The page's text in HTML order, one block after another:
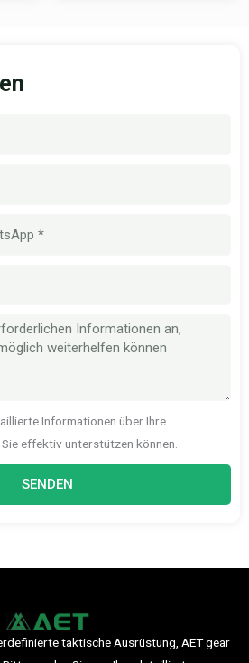
Informationen über Ihre
effektiv unterstützen können.
SENDEN
taktische Ausrüstung, AET gear